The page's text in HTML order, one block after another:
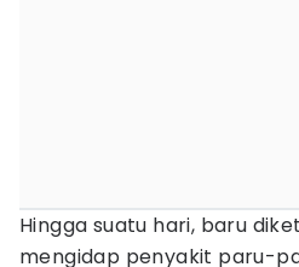
Hingga suatu hari, baru
mengidap penyakit paru-